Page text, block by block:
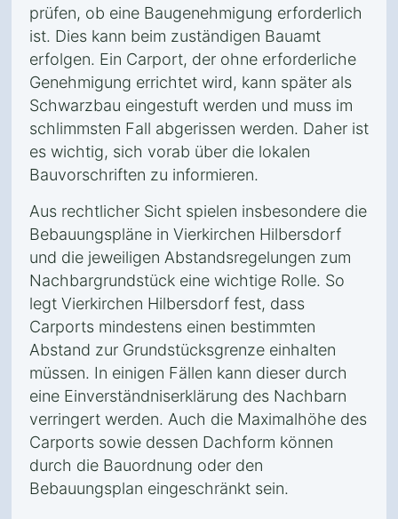
prüfen, ob eine Baugenehmigung erforderlich
ist. Dies kann beim zuständigen Bauamt
erfolgen. Ein Carport, der ohne erforderliche
Genehmigung errichtet wird, kann später als
Schwarzbau eingestuft werden und muss im
schlimmsten Fall abgerissen werden. Daher ist
es wichtig, sich vorab über die lokalen
Bauvorschriften zu informieren.
Aus rechtlicher Sicht spielen insbesondere die
Bebauungspläne in Vierkirchen Hilbersdorf
und die jeweiligen Abstandsregelungen zum
Nachbargrundstück eine wichtige Rolle. So
legt Vierkirchen Hilbersdorf fest, dass
Carports mindestens einen bestimmten
Abstand zur Grundstücksgrenze einhalten
müssen. In einigen Fällen kann dieser durch
eine Einverständniserklärung des Nachbarn
verringert werden. Auch die Maximalhöhe des
Carports sowie dessen Dachform können
durch die Bauordnung oder den
Bebauungsplan eingeschränkt sein.